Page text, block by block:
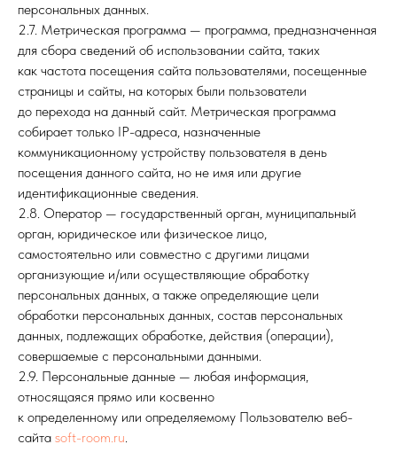
персональных данных.
2.7. Метрическая программа — программа, предназначенная
для сбора сведений об использовании сайта, таких
как частота посещения сайта пользователями, посещенные
страницы и сайты, на которых были пользователи
до перехода на данный сайт. Метрическая программа
собирает только IP-адреса, назначенные
коммуникационному устройству пользователя в день
посещения данного сайта, но не имя или другие
идентификационные сведения.
2.8. Оператор — государственный орган, муниципальный
орган, юридическое или физическое лицо,
самостоятельно или совместно с другими лицами
организующие и/или осуществляющие обработку
персональных данных, а также определяющие цели
обработки персональных данных, состав персональных
данных, подлежащих обработке, действия (операции),
совершаемые с персональными данными.
2.9. Персональные данные — любая информация,
относящаяся прямо или косвенно
к определенному или определяемому Пользователю веб-
сайта soft-room.ru.